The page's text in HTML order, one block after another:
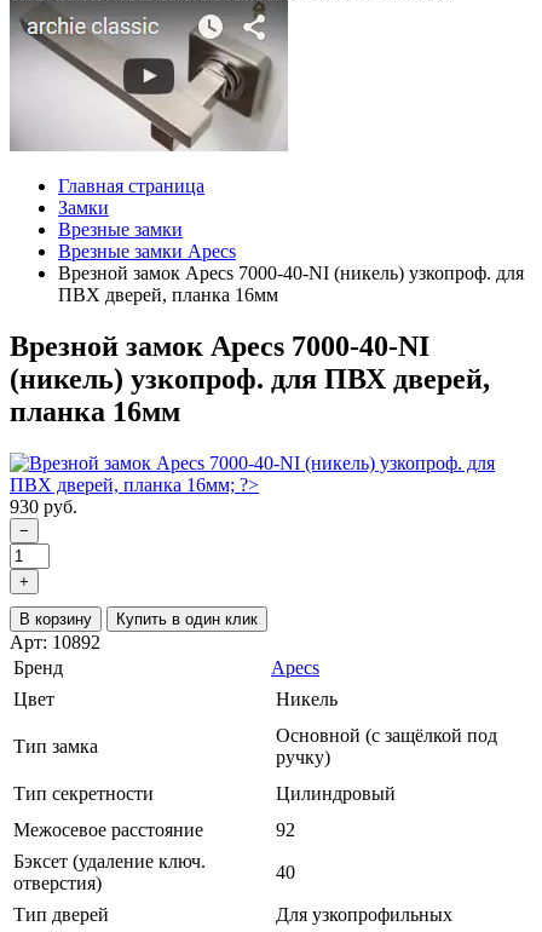
Главная страница
Замки
Врезные замки
Врезные замки Apecs
Врезной замок Apecs 7000-40-NI (никель) узкопроф. для
ПВХ дверей, планка 16мм
Врезной замок Apecs 7000-40-NI
(никель) узкопроф. для ПВХ дверей,
планка 16мм
930 руб.
−
+
В корзину Купить в один клик
Арт: 10892
Бренд
Apecs
Цвет
Никель
Тип замка
Основной (с защёлкой под
ручку)
Тип секретности
Цилиндровый
Межосевое расстояние
92
Бэксет (удаление ключ.
отверстия)
40
Тип дверей
Для узкопрофильных